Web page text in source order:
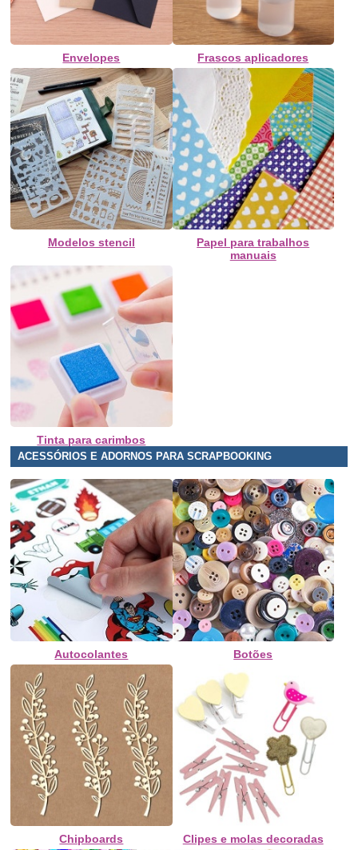
Envelopes Frascos aplicadores
Modelos stencil
Papel para trabalhos
manuais
Tinta para carimbos
ACESSÓRIOS E ADORNOS PARA SCRAPBOOKING
Autocolantes Botões
Chipboards Clipes e molas decoradas